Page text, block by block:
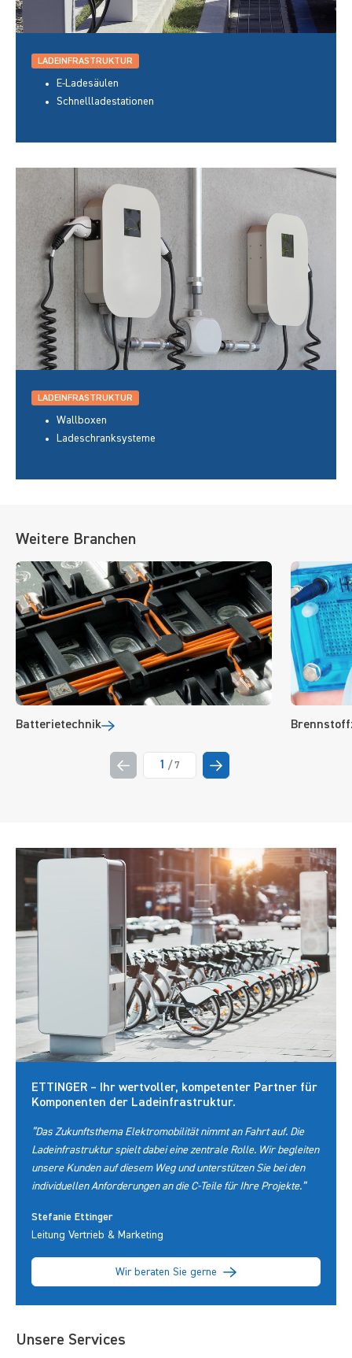
LADEINFRASTRUKTUR
E-Ladesäulen
Schnellladestationen
LADEINFRASTRUKTUR
Wallboxen
Ladeschranksysteme
Weitere Branchen
Batterietechnik
1 /7
ETTINGER – Ihr wertvoller, kompetenter Partner für
Komponenten der Ladeinfrastruktur.
“Das Zukunftsthema Elektromobilität nimmt an Fahrt auf. Die
Ladeinfrastruktur spielt dabei eine zentrale Rolle. Wir begleiten
unsere Kunden auf diesem Weg und unterstützen Sie bei den
individuellen Anforderungen an die C-Teile für Ihre Projekte.”
Stefanie Ettinger
Leitung Vertrieb & Marketing
Wir beraten Sie gerne
Unsere Services